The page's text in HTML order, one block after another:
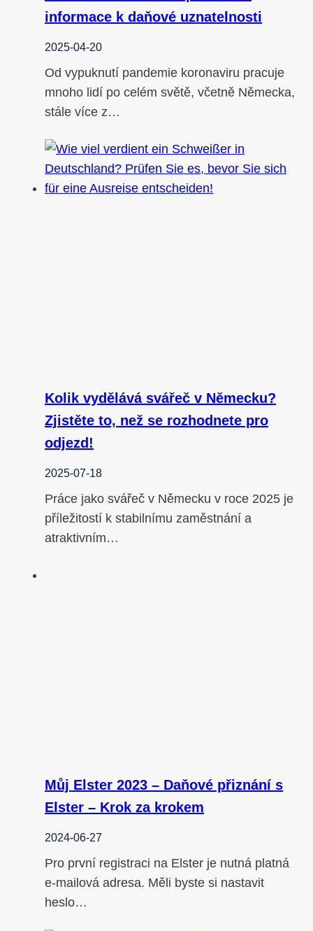
informace k daňové uznatelnosti
2025-04-20
Od vypuknutí pandemie koronaviru pracuje
mnoho lidí po celém světě, včetně Německa,
stále více z…
Kolik vydělává svářeč v Německu?
Zjistěte to, než se rozhodnete pro
odjezd!
2025-07-18
Práce jako svářeč v Německu v roce 2025 je
příležitostí k stabilnímu zaměstnání a
atraktivním…
Můj Elster 2023 – Daňové přiznání s
Elster – Krok za krokem
2024-06-27
Pro první registraci na Elster je nutná platná
e-mailová adresa. Měli byste si nastavit
heslo…